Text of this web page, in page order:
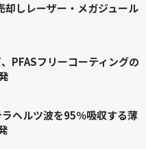
しレーザー・メガジュール
PFASフリーコーティングの
ヘルツ波を95％吸収する薄